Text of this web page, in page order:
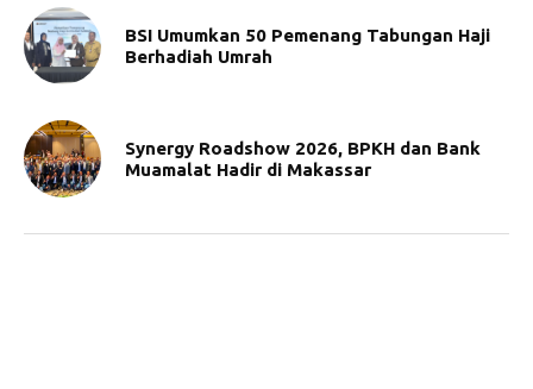
BSI Umumkan 50 Pemenang Tabungan Haji
Berhadiah Umrah
Synergy Roadshow 2026, BPKH dan Bank
Muamalat Hadir di Makassar